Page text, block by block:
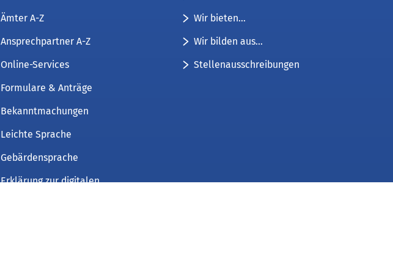
Ämter A-Z
Ansprechpartner A-Z
Online-Services
Formulare & Anträge
Bekanntmachungen
Leichte Sprache
Gebärdensprache
Erklärung zur digitalen
Wir bieten...
Wir bilden aus...
Stellenausschreibungen